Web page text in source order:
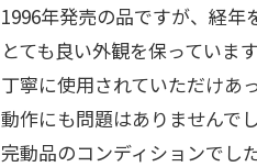
1996年発売の品ですが、経年
とても良い外観を保っています
丁寧に使用されていただけあっ
動作にも問題はありませんでし
完動品のコンディションでした